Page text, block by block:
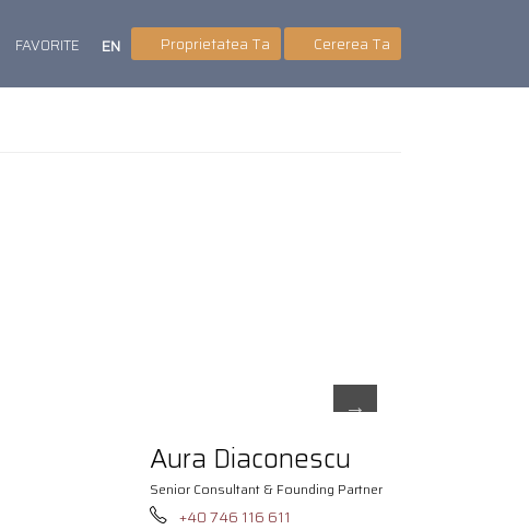
FAVORITE EN Proprietatea Ta Cererea Ta
Aura Diaconescu
Senior Consultant & Founding Partner
+40 746 116 611